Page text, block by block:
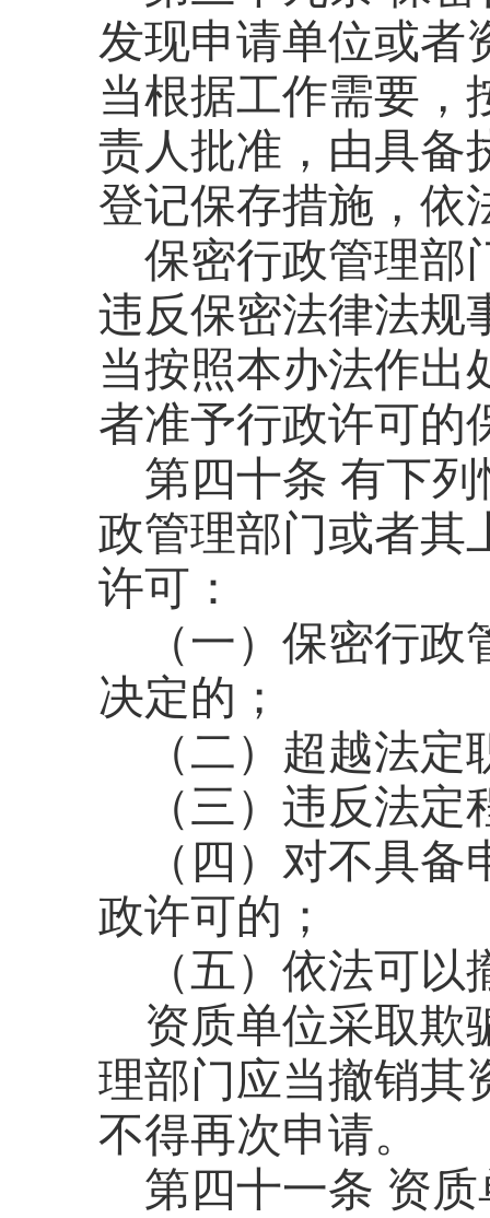
发现申请单位或者
当根据工作需要，
责人批准，由具备
登记保存措施，依
保密行政管理部
违反保密法律法规
当按照本办法作出
者准予行政许可的
第四十条 有下
政管理部门或者其
许可：
（一）保密行
决定的；
（二）超越法
（三）违反法
（四）对不具
政许可的；
（五）依法可
资质单位采取欺
理部门应当撤销其
不得再次申请。
第四十一条 资